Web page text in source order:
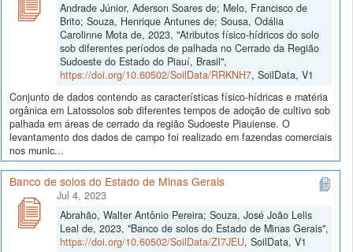
Andrade Júnior, Aderson Soares de; Melo, Francisco de
Brito; Souza, Henrique Antunes de; Sousa, Odália
Carolinne Mota de, 2023, "Atributos físico-hídricos do solo
sob diferentes períodos de palhada no Cerrado da Região
Sudoeste do Estado do Piauí, Brasil",
https://doi.org/10.60502/SoilData/RRKNH7, SoilData, V1
Conjunto de dados contendo as características físico-hídricas e matéria
orgânica em Latossolos sob diferentes tempos de adoção de cultivo sob
palhada em áreas de cerrado da região Sudoeste Piauiense. O
levantamento dos dados de campo foi realizado em fazendas comerciais
nos munic...
Banco de solos do Estado de Minas Gerais
Jul 4, 2023
Abrahão, Walter Antônio Pereira; Souza, José João Lelis
Leal de, 2023, "Banco de solos do Estado de Minas Gerais",
https://doi.org/10.60502/SoilData/ZI7JEU, SoilData, V1